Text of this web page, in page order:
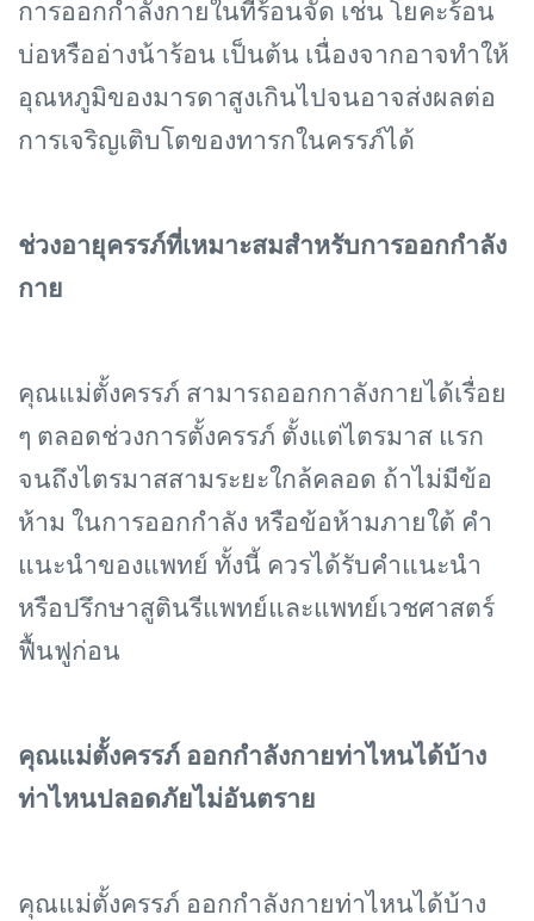
การออกกำลังกายในที่ร้อนจัด เช่น โยคะร้อน
บ่อหรืออ่างน้าร้อน เป็นต้น เนื่องจากอาจทำให้
อุณหภูมิของมารดาสูงเกินไปจนอาจส่งผลต่อ
การเจริญเติบโตของทารกในครรภ์ได้
ช่วงอายุครรภ์ที่เหมาะสมสำหรับการออกกำลัง
กาย
คุณแม่ตั้งครรภ์ สามารถออกกาลังกายได้เรื่อย
ๆ ตลอดช่วงการตั้งครรภ์ ตั้งแต่ไตรมาส แรก
จนถึงไตรมาสสามระยะใกล้คลอด ถ้าไม่มีข้อ
ห้าม ในการออกกำลัง หรือข้อห้ามภายใต้ คำ
แนะนำของแพทย์ ทั้งนี้ ควรได้รับคำแนะนำ
หรือปรึกษาสูตินรีแพทย์และแพทย์เวชศาสตร์
ฟื้นฟูก่อน
คุณแม่ตั้งครรภ์ ออกกําลังกายท่าไหนได้บ้าง
ท่าไหนปลอดภัยไม่อันตราย
คุณแม่ตั้งครรภ์ ออกกําลังกายท่าไหนได้บ้าง